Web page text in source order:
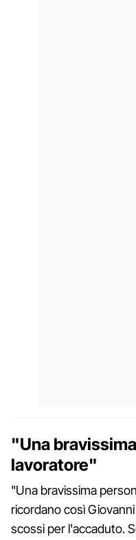
"Una
lavoratore"
"Una bravissima
ricordano così
scossi per l'accaduto.